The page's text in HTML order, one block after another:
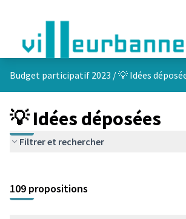
Budget participatif 2023 /💡 Idées
💡 Idées déposées
Filtrer et rechercher
+
−
109 propositions